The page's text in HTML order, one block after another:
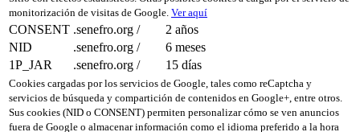
monitorización de visitas de Google. Ver aquí
CONSENT .senefro.org /
2 años
NID
.senefro.org /
6 meses
1P_JAR
.senefro.org / 15 días
Cookies cargadas por los servicios de Google, tales como reCaptcha y
servicios de búsqueda y compartición de contenidos en Google+, entre otros.
Sus cookies (NID o CONSENT) permiten personalizar cómo se ven anuncios
fuera de Google o almacenar información como el idioma preferido a la hora